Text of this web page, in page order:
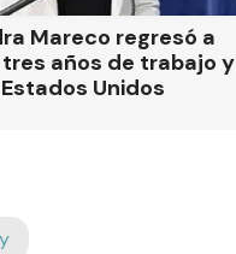
Mareco regresó a
años de trabajo y
Unidos